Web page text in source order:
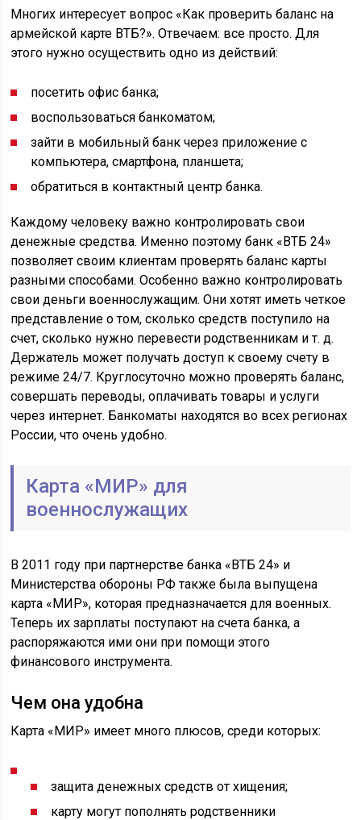
Многих интересует вопрос «Как проверить баланс на
армейской карте ВТБ?». Отвечаем: все просто. Для
этого нужно осуществить одно из действий:
посетить офис банка;
воспользоваться банкоматом;
зайти в мобильный банк через приложение с
компьютера, смартфона, планшета;
обратиться в контактный центр банка.
Каждому человеку важно контролировать свои
денежные средства. Именно поэтому банк «ВТБ 24»
позволяет своим клиентам проверять баланс карты
разными способами. Особенно важно контролировать
свои деньги военнослужащим. Они хотят иметь четкое
представление о том, сколько средств поступило на
счет, сколько нужно перевести родственникам и т. д.
Держатель может получать доступ к своему счету в
режиме 24/7. Круглосуточно можно проверять баланс,
совершать переводы, оплачивать товары и услуги
через интернет. Банкоматы находятся во всех регионах
России, что очень удобно.
Карта «МИР» для
военнослужащих
В 2011 году при партнерстве банка «ВТБ 24» и
Министерства обороны РФ также была выпущена
карта «МИР», которая предназначается для военных.
Теперь их зарплаты поступают на счета банка, а
распоряжаются ими они при помощи этого
финансового инструмента.
Чем она удобна
Карта «МИР» имеет много плюсов, среди которых:
защита денежных средств от хищения;
карту могут пополнять родственники